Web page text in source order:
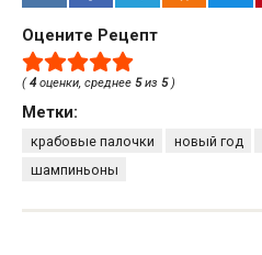
Оцените Рецепт
(4 оценки, среднее 5из 5)
Метки:
крабовые палочки новый год
шампиньоны